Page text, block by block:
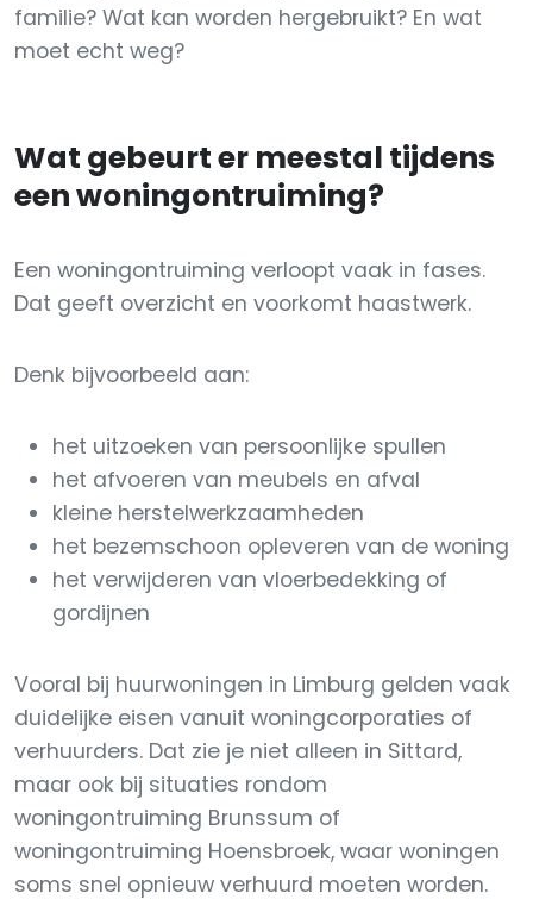
familie? Wat kan worden hergebruikt? En wat
moet echt weg?
Wat gebeurt er meestal tijdens
een woningontruiming?
Een woningontruiming verloopt vaak in fases.
Dat geeft overzicht en voorkomt haastwerk.
Denk bijvoorbeeld aan:
het uitzoeken van persoonlijke spullen
het afvoeren van meubels en afval
kleine herstelwerkzaamheden
het bezemschoon opleveren van de woning
het verwijderen van vloerbedekking of
gordijnen
Vooral bij huurwoningen in Limburg gelden vaak
duidelijke eisen vanuit woningcorporaties of
verhuurders. Dat zie je niet alleen in Sittard,
maar ook bij situaties rondom
woningontruiming Brunssum of
woningontruiming Hoensbroek, waar woningen
soms snel opnieuw verhuurd moeten worden.